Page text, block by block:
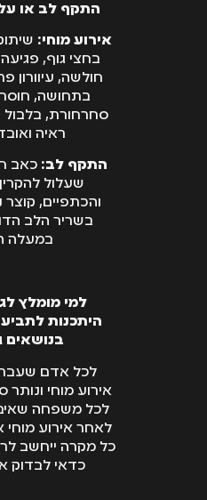
התקף לב או על
אירוע מוחי:
בחצי גוף,
חולשה, עיוורון
בתחושה, חוסר
סחרחורת, בלבול
ראיה
התקף לב: כאב
שעלול
והכתפיים, קוצר
בשריר הלב
במעלה
למי מומלץ
היתכנות
בנושאים
לכל אדם
אירוע מוחי ונותר
לכל משפחה
לאחר אירוע
כל מקרה ייחשב
כדאי לבדוק